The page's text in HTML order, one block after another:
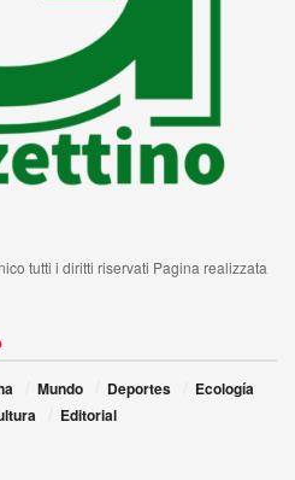
tutti i diritti riservati Pagina realizzata
Mundo Deportes
Ecología
Editorial